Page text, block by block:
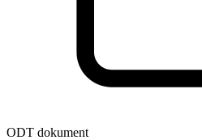
ODT dokument